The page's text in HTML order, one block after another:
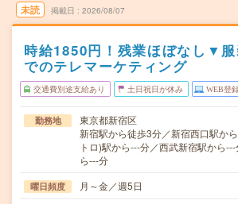
未読 掲載日 2026/08/07
時給1850円！残業ほぼなし▼
でのテレマーケティング
交通費別途支給あり 土日祝日が休み WEB登
勤務地
東京都新宿区
新宿駅から徒歩3分／新宿西口駅か
トロ)駅から---分／西武新宿駅から
ら---分
曜日頻度 月～金／週5日